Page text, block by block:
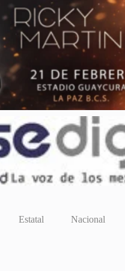
Estatal Nacional